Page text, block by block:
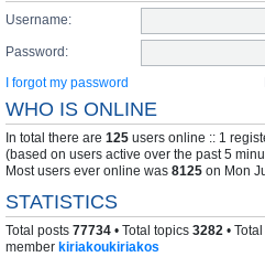
Username:
Password:
I forgot my password
WHO IS ONLINE
In total there are 125 users online :: 1
(based on users active over the past 5
Most users ever online was 8125 on Mon
STATISTICS
Total posts 77734 • Total topics 3282 •
member kiriakoukiriakos